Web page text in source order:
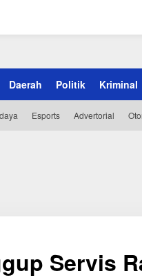
Daerah Politik Kriminal
Esports Advertorial
Servis